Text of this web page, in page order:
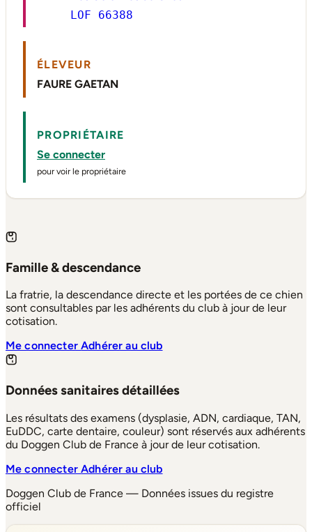
LOF 66388
ÉLEVEUR
FAURE GAETAN
PROPRIÉTAIRE
Se connecter
pour voir le propriétaire
Famille & descendance
La fratrie, la descendance directe et les portées de ce chien
sont consultables par les adhérents du club à jour de leur
cotisation.
Me connecterAdhérer au club
Données sanitaires détaillées
Les résultats des examens (dysplasie, ADN, cardiaque, TAN,
EuDDC, carte dentaire, couleur) sont réservés aux adhérents
du Doggen Club de France à jour de leur cotisation.
Me connecterAdhérer au club
Doggen Club de France — Données issues du registre
officiel